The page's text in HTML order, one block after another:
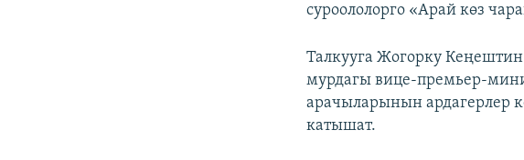
суроололорго «Арай көз
Талкууга Жогорку
мурдагы вице-премьер-
арачыларынын ардагерлер
катышат.